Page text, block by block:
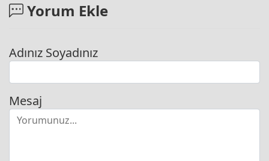
Yorum Ekle
Adınız Soyadınız
Mesaj